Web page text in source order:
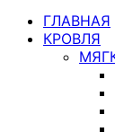
ГЛАВНАЯ
КРОВЛЯ